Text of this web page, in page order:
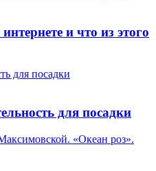
и что из этого
для посадки
для посадки
«Океан роз».